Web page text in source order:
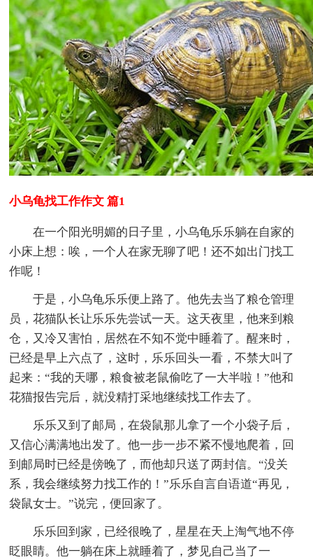
小乌龟找工作作文 篇1
在一个阳光明媚的日子里，小乌龟乐乐躺在自家的
小床上想：唉，一个人在家无聊了吧！还不如出门找工
作呢！
于是，小乌龟乐乐便上路了。他先去当了粮仓管理
员，花猫队长让乐乐先尝试一天。这天夜里，他来到粮
仓，又冷又害怕，居然在不知不觉中睡着了。醒来时，
已经是早上六点了，这时，乐乐回头一看，不禁大叫了
起来：“我的天哪，粮食被老鼠偷吃了一大半啦！”他和
花猫报告完后，就没精打采地继续找工作去了。
乐乐又到了邮局，在袋鼠那儿拿了一个小袋子后，
又信心满满地出发了。他一步一步不紧不慢地爬着，回
到邮局时已经是傍晚了，而他却只送了两封信。“没关
系，我会继续努力找工作的！”乐乐自言自语道“再见，
袋鼠女士。”说完，便回家了。
乐乐回到家，已经很晚了，星星在天上淘气地不停
眨眼睛。他一躺在床上就睡着了，梦见自己当了一